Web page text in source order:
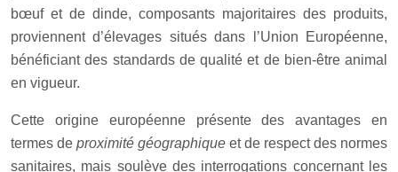
bœuf et de dinde, composants majoritaires des produits,
proviennent d’élevages situés dans l’Union Européenne,
bénéficiant des standards de qualité et de bien-être animal
en vigueur.
Cette origine européenne présente des avantages en
termes de proximité géographique et de respect des normes
sanitaires, mais soulève des interrogations concernant les